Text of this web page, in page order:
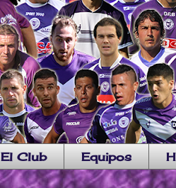
El Club Equipos